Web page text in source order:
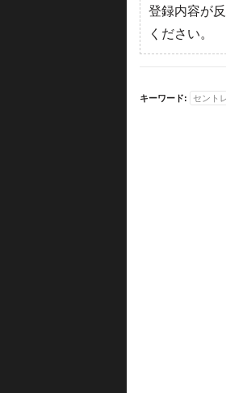
登録内容が
ください。
キーワード:
セント